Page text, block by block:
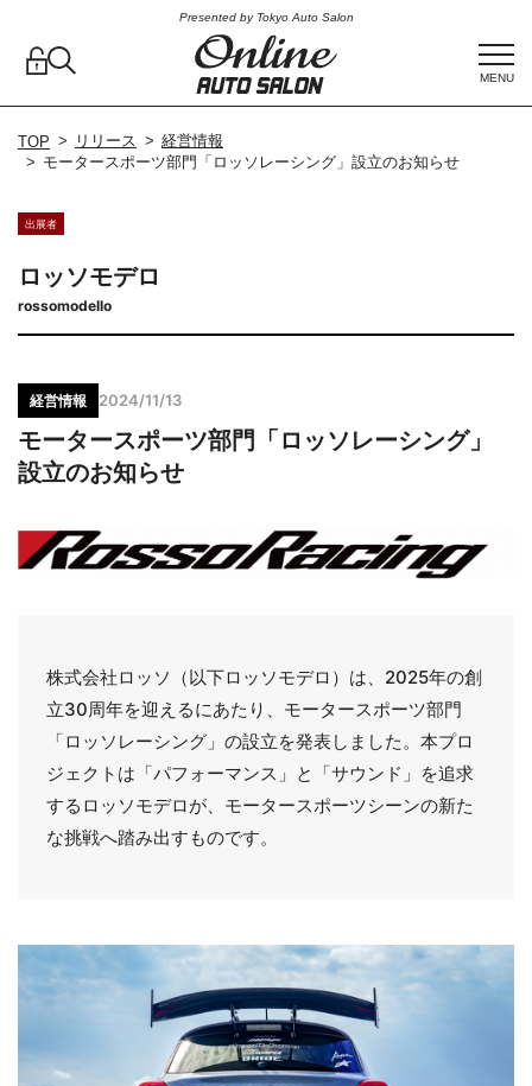
Presented by Tokyo Auto Salon
MENU
TOP リリース
経営情報
モータースポーツ部門「ロッソレーシング」設立のお知らせ
出展者
ロッソモデロ
rossomodello
経営情報 2024/11/13
モータースポーツ部門「ロッソレーシング」
設立のお知らせ
株式会社ロッソ（以下ロッソモデロ）は、2025年の創
立30周年を迎えるにあたり、モータースポーツ部門
「ロッソレーシング」の設立を発表しました。本プロ
ジェクトは「パフォーマンス」と「サウンド」を追求
するロッソモデロが、モータースポーツシーンの新た
な挑戦へ踏み出すものです。